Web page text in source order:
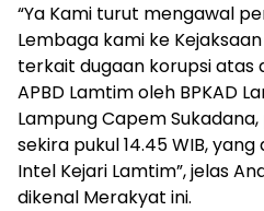
“Ya Kami turut mengawal
Lembaga kami ke
terkait dugaan korupsi atas
APBD Lamtim oleh BPKAD
Lampung Capem
sekira pukul 14.45 WIB,
Intel Kejari Lamtim”, jelas
dikenal Merakyat ini.